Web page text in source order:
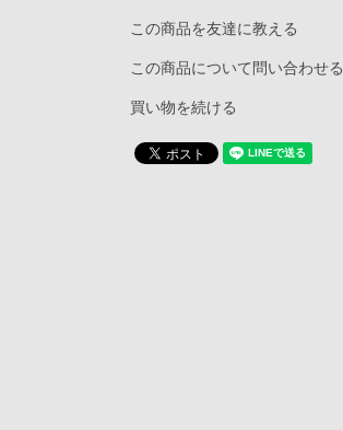
この商品を友達に教える
この商品について問い合わせる
買い物を続ける